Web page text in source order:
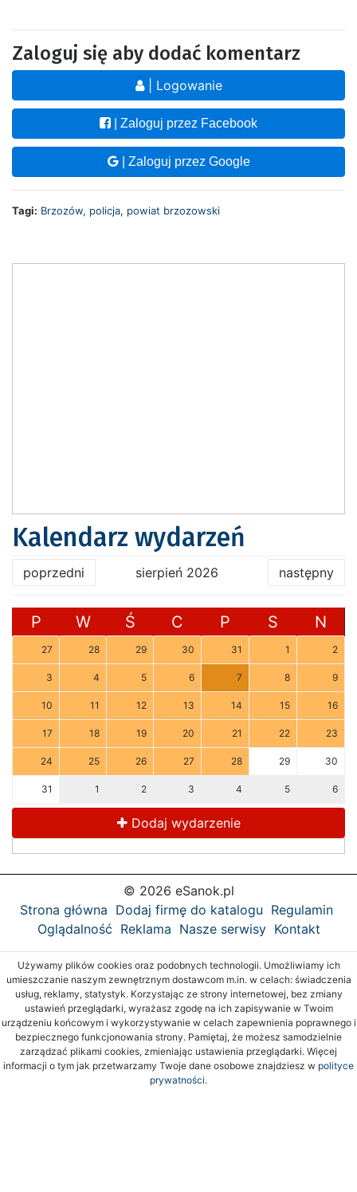
Zaloguj się aby dodać komentarz
| Logowanie
| Zaloguj przez Facebook
| Zaloguj przez Google
Tagi: Brzozów, policja, powiat brzozowski
Kalendarz wydarzeń
poprzedni sierpień 2026 następny
P W Ś C P S N
27 28 29 30 31 1 2
3 4 5 6 7 8 9
10 11 12 13 14 15 16
17 18 19 20 21 22 23
24 25 26 27 28 29 30
31 1 2 3 4 5 6
Dodaj wydarzenie
© 2026 eSanok.pl
Strona główna Dodaj firmę do katalogu Regulamin
Oglądalność Reklama Nasze serwisy Kontakt
Używamy plików cookies oraz podobnych technologii. Umożliwiamy ich
umieszczanie naszym zewnętrznym dostawcom m.in. w celach: świadczenia
usług, reklamy, statystyk. Korzystając ze strony internetowej, bez zmiany
ustawień przeglądarki, wyrażasz zgodę na ich zapisywanie w Twoim
urządzeniu końcowym i wykorzystywanie w celach zapewnienia poprawnego i
bezpiecznego funkcjonowania strony. Pamiętaj, że możesz samodzielnie
zarządzać plikami cookies, zmieniając ustawienia przeglądarki. Więcej
informacji o tym jak przetwarzamy Twoje dane osobowe znajdziesz w polityce
prywatności.